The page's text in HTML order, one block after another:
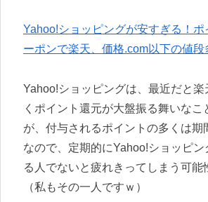
Yahoo!ショッピングが安すぎる！ポ
ーポンで楽天、価格.com以下の値段
Yahoo!ショッピングは、最近だと
くポイント還元が大盤振る舞いなこ
が、付与されるポイントの多くは期
なので、定期的にYahoo!ショッピン
る人でないと疲れきってしまう可能
（私もその一人ですｗ）